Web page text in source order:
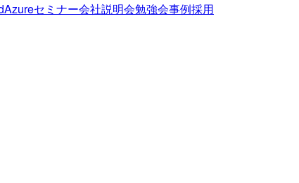
Azureセミナー会社説明会勉強会事例採用